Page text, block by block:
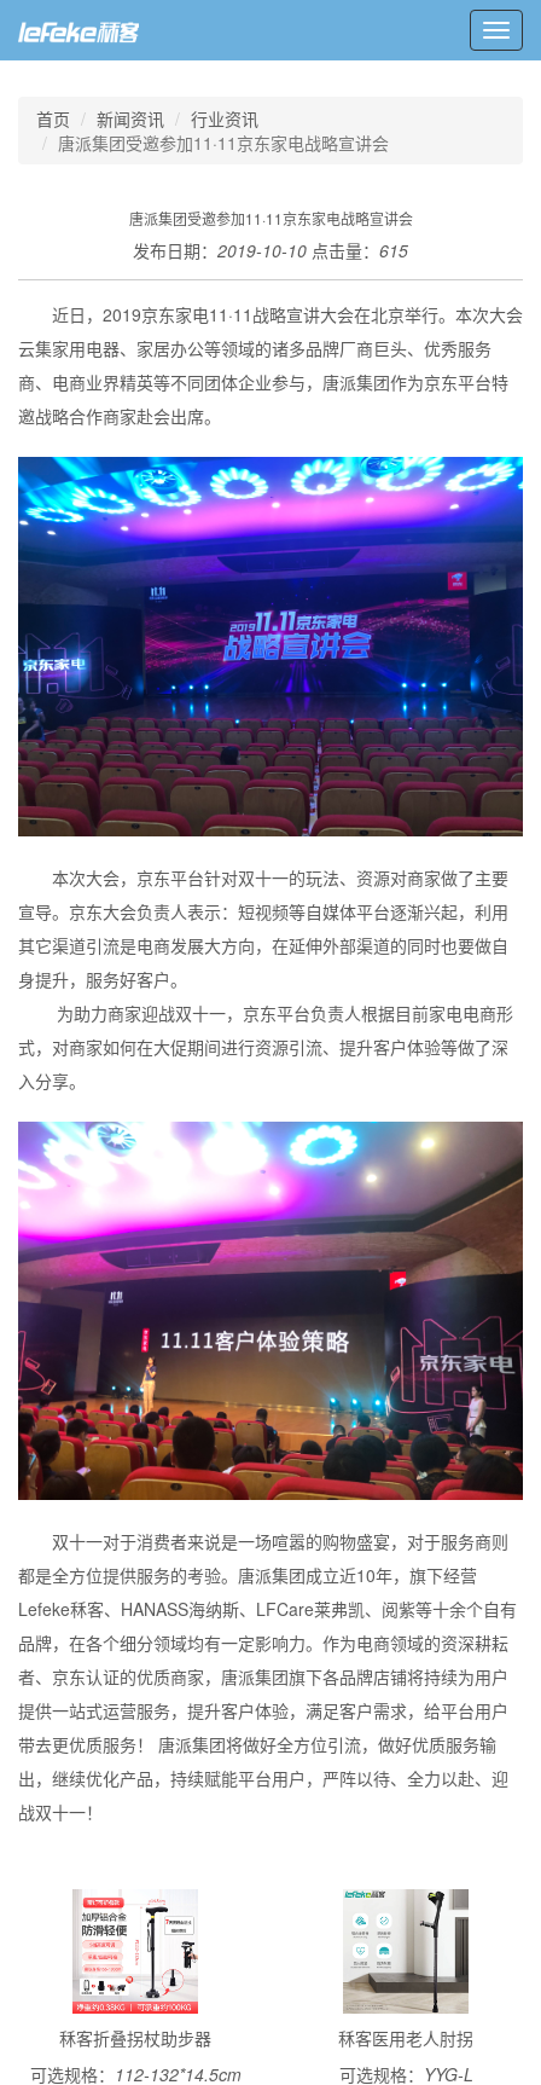
首页 新闻资讯
行业资讯
唐派集团受邀参加11·11京东家电战略宣讲会
唐派集团受邀参加11·11京东家电战略宣讲会
发布日期： 2019-10-10 点击量： 615
近日，2019京东家电11·11战略宣讲大会在北京举行。本次大会
云集家用电器、家居办公等领域的诸多品牌厂商巨头、优秀服务
商、电商业界精英等不同团体企业参与，唐派集团作为京东平台特
邀战略合作商家赴会出席。
本次大会，京东平台针对双十一的玩法、资源对商家做了主要
宣导。京东大会负责人表示：短视频等自媒体平台逐渐兴起，利用
其它渠道引流是电商发展大方向，在延伸外部渠道的同时也要做自
身提升，服务好客户。
为助力商家迎战双十一，京东平台负责人根据目前家电电商形
式，对商家如何在大促期间进行资源引流、提升客户体验等做了深
入分享。
双十一对于消费者来说是一场喧嚣的购物盛宴，对于服务商则
都是全方位提供服务的考验。唐派集团成立近10年，旗下经营
Lefeke秝客、HANASS海纳斯、LFCare莱弗凯、阅紫等十余个自有
品牌，在各个细分领域均有一定影响力。作为电商领域的资深耕耘
者、京东认证的优质商家，唐派集团旗下各品牌店铺将持续为用户
提供一站式运营服务，提升客户体验，满足客户需求，给平台用户
带去更优质服务！ 唐派集团将做好全方位引流，做好优质服务输
出，继续优化产品，持续赋能平台用户，严阵以待、全力以赴、迎
战双十一！
秝客折叠拐杖助步器
可选规格： 112-132*14.5cm
秝客医用老人肘拐
可选规格： YYG-L